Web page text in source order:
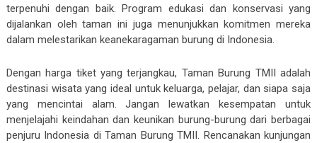
terpenuhi dengan baik. Program edukasi dan konservasi yang
dijalankan oleh taman ini juga menunjukkan komitmen mereka
dalam melestarikan keanekaragaman burung di Indonesia.
Dengan harga tiket yang terjangkau, Taman Burung TMII adalah
destinasi wisata yang ideal untuk keluarga, pelajar, dan siapa saja
yang mencintai alam. Jangan lewatkan kesempatan untuk
menjelajahi keindahan dan keunikan burung-burung dari berbagai
penjuru Indonesia di Taman Burung TMII. Rencanakan kunjungan